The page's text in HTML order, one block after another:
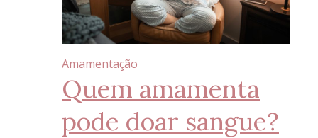
Amamentação
Quem amamenta
pode doar sangue?